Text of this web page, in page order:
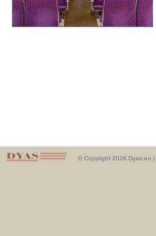
© Copyright 2026 Dyas.eu |